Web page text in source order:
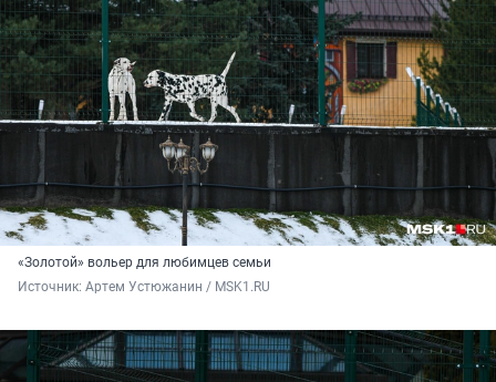
«Золотой» вольер для любимцев семьи
Источник: Артем Устюжанин / MSK1.RU